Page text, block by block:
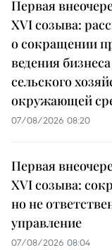
Первая
XVI созыва:
о сокращении
ведения
сельского
окружающей
07/08/2026 08:20
Первая
XVI созыва:
но не
управление
07/08/2026 08:04